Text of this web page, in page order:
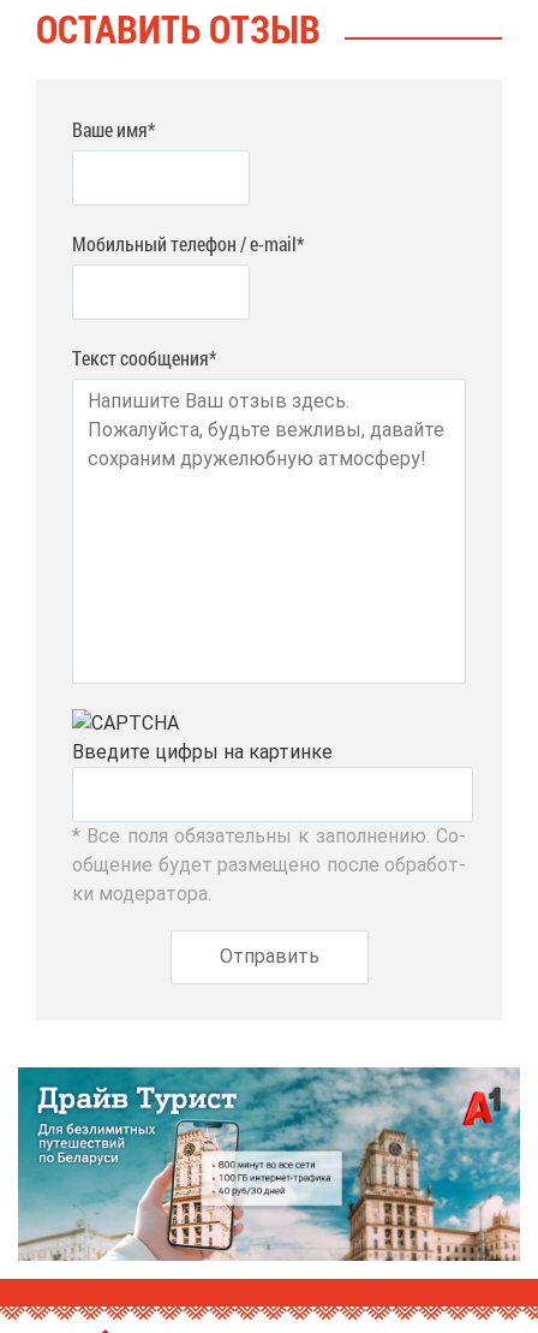
ОСТА­ВИТЬ ОТ­ЗЫВ
Ваше имя*
Мобильный телефон / e-mail*
Текст сообщения*
Вве­ди­те циф­ры на кар­тин­ке
* Все по­ля обя­за­тель­ны к за­пол­не­нию. Со­
об­ще­ние бу­дет раз­ме­ще­но по­сле об­ра­бот­
ки мо­де­ра­то­ра.